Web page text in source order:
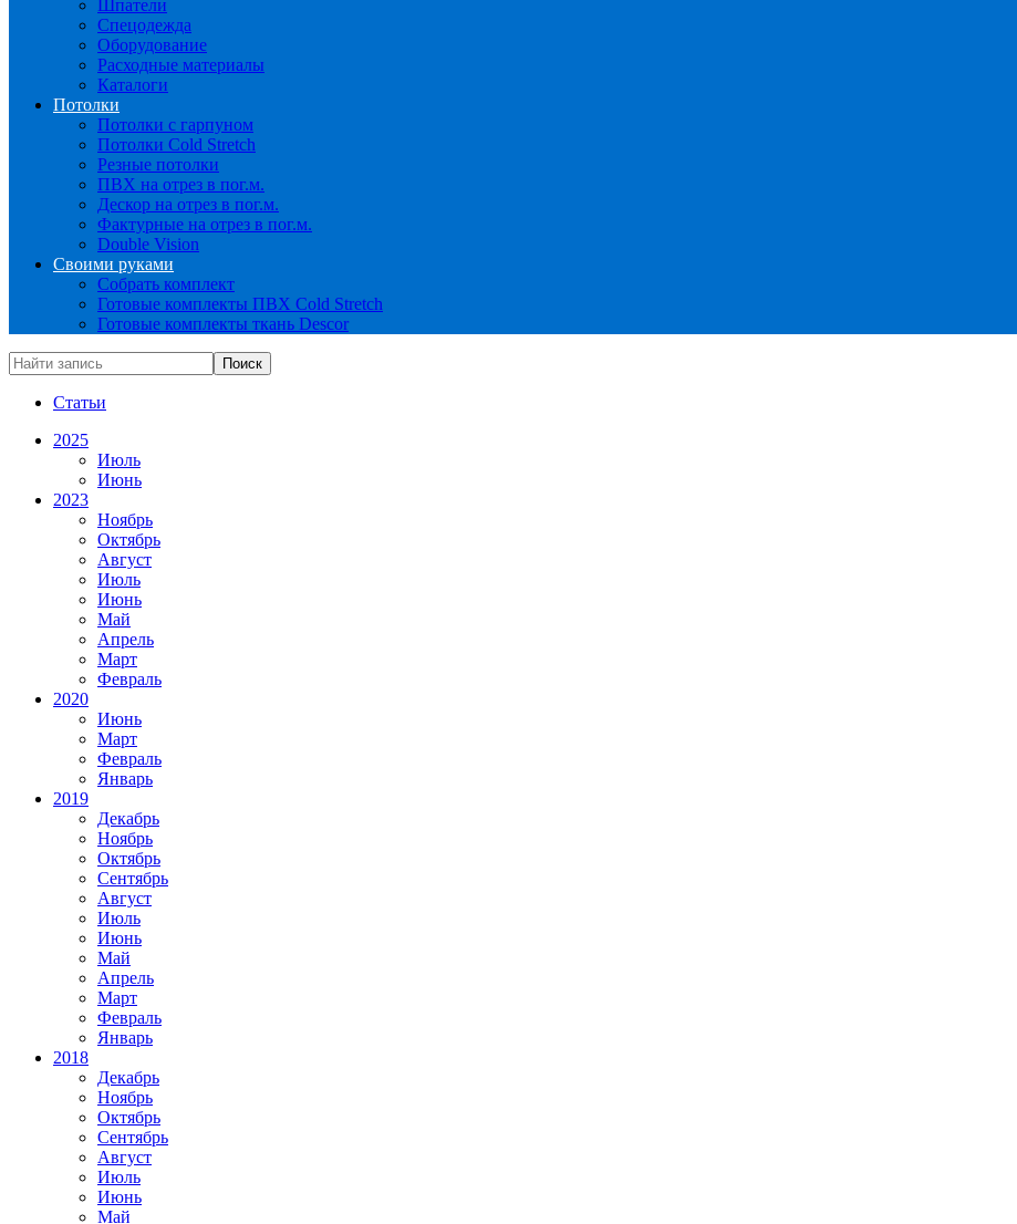
Шпатели
Спецодежда
Оборудование
Расходные материалы
Каталоги
Потолки
Потолки с гарпуном
Потолки Cold Stretch
Резные потолки
ПВХ на отрез в пог.м.
Дескор на отрез в пог.м.
Фактурные на отрез в пог.м.
Double Vision
Своими руками
Собрать комплект
Готовые комплекты ПВХ Cold Stretch
Готовые комплекты ткань Descor
Статьи
2025
Июль
Июнь
2023
Ноябрь
Октябрь
Август
Июль
Июнь
Май
Апрель
Март
Февраль
2020
Июнь
Март
Февраль
Январь
2019
Декабрь
Ноябрь
Октябрь
Сентябрь
Август
Июль
Июнь
Май
Апрель
Март
Февраль
Январь
2018
Декабрь
Ноябрь
Октябрь
Сентябрь
Август
Июль
Июнь
Май